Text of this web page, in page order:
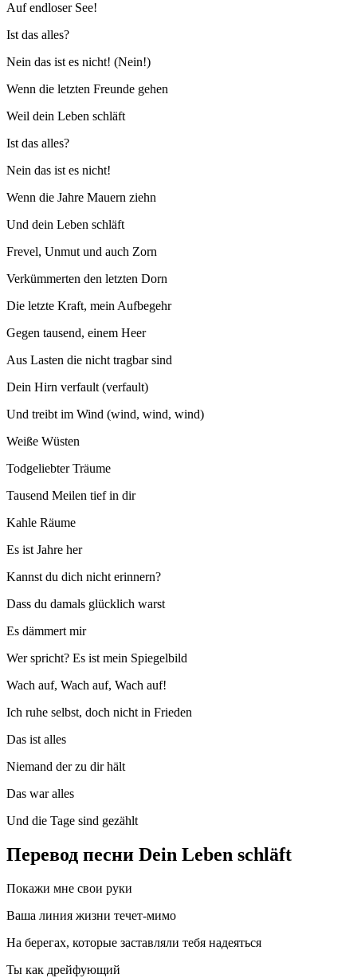
Auf endloser See!
Ist das alles?
Nein das ist es nicht! (Nein!)
Wenn die letzten Freunde gehen
Weil dein Leben schläft
Ist das alles?
Nein das ist es nicht!
Wenn die Jahre Mauern ziehn
Und dein Leben schläft
Frevel, Unmut und auch Zorn
Verkümmerten den letzten Dorn
Die letzte Kraft, mein Aufbegehr
Gegen tausend, einem Heer
Aus Lasten die nicht tragbar sind
Dein Hirn verfault (verfault)
Und treibt im Wind (wind, wind, wind)
Weiße Wüsten
Todgeliebter Träume
Tausend Meilen tief in dir
Kahle Räume
Es ist Jahre her
Kannst du dich nicht erinnern?
Dass du damals glücklich warst
Es dämmert mir
Wer spricht? Es ist mein Spiegelbild
Wach auf, Wach auf, Wach auf!
Ich ruhe selbst, doch nicht in Frieden
Das ist alles
Niemand der zu dir hält
Das war alles
Und die Tage sind gezählt
Перевод песни Dein Leben schläft
Покажи мне свои руки
Ваша линия жизни течет-мимо
На берегах, которые заставляли тебя надеяться
Ты как дрейфующий